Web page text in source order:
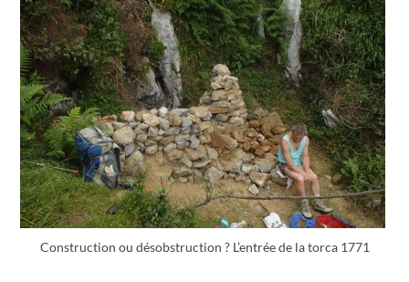
Construction ou désobstruction ? L’entrée de la torca 1771